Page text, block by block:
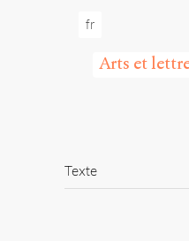
fr
Arts et
Texte